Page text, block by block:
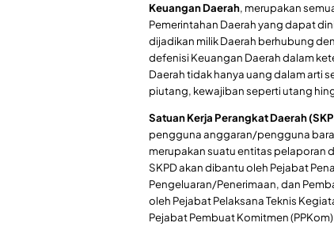
Keuangan Daerah, merupakan
Pemerintahan Daerah yang dapat
dijadikan milik Daerah berhubung
defenisi Keuangan Daerah dalam
Daerah tidak hanya uang dalam arti
piutang, kewajiban seperti utang
Satuan Kerja Perangkat Daerah
pengguna anggaran/pengguna
merupakan suatu entitas pelaporan
SKPD akan dibantu oleh Pejabat
Pengeluaran/Penerimaan, dan
oleh Pejabat Pelaksana Teknis
Pejabat Pembuat Komitmen